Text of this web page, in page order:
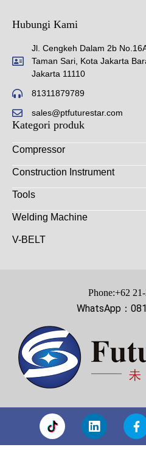
Hubungi Kami
Jl. Cengkeh Dalam 2b
Taman Sari, Kota Jakarta
Jakarta 11110
81311879789
sales@ptfuturestar.com
Kategori produk
Compressor
Construction Instrument
Tools
Welding Machine
V-BELT
Phone:+62
WhatsApp：